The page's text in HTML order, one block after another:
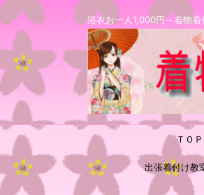
浴衣お一人1,000円～着物
ＴＯＰ
出張着付け教